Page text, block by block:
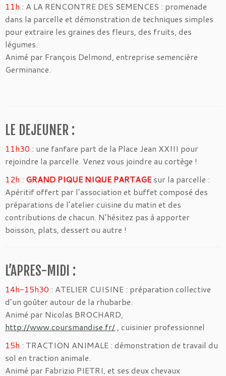
11h : A LA RENCONTRE DES SEMENCES : promenade
dans la parcelle et démonstration de techniques simples
pour extraire les graines des fleurs, des fruits, des
légumes.
Animé par François Delmond, entreprise semencière
Germinance.
LE DEJEUNER :
11h30 : une fanfare part de la Place Jean XXIII pour
rejoindre la parcelle. Venez vous joindre au cortège !
12h : GRAND PIQUE NIQUE PARTAGE sur la parcelle :
Apéritif offert par l’association et buffet composé des
préparations de l’atelier cuisine du matin et des
contributions de chacun. N’hésitez pas à apporter
boisson, plats, dessert ou autre !
L’APRES-MIDI :
14h-15h30 : ATELIER CUISINE : préparation collective
d’un goûter autour de la rhubarbe.
Animé par Nicolas BROCHARD,
http://www.coursmandise.fr/ , cuisinier professionnel
15h : TRACTION ANIMALE : démonstration de travail du
sol en traction animale.
Animé par Fabrizio PIETRI, et ses deux chevaux